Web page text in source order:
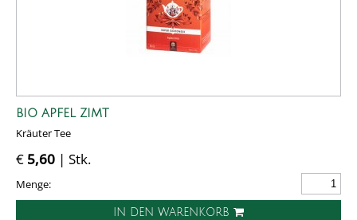
BIO APFEL ZIMT
Kräuter Tee
€ 5,60 | Stk.
Menge:
IN DEN WARENKORB